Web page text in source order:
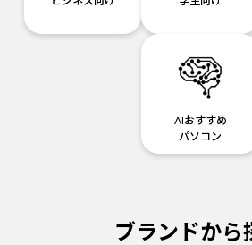
AIおすすめ
パソコン
ブランドから